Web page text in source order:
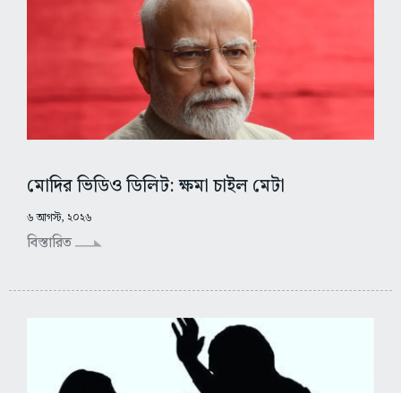
মোদির ভিডিও ডিলিট: ক্ষমা চাইল মেটা
৬ আগস্ট, ২০২৬
বিস্তারিত